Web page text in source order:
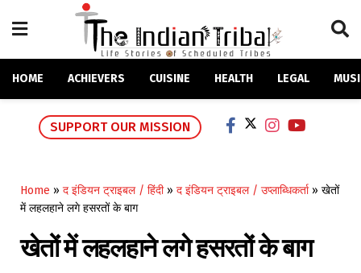
HOME ACHIEVERS CUISINE HEALTH LEGAL
SUPPORT OUR MISSION
Home » द इंडियन ट्राइबल / हिंदी» द इंडियन ट्राइबल / उप्लाब्धिकर्ता» खेतों
में लहलहाने लगे हसरतों के बाग
खेतों में लहलहाने लगे हसरतों के बाग